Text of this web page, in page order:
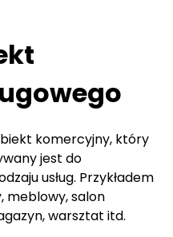
komercyjny, który
jest do
usług. Przykładem
meblowy, salon
warsztat itd.